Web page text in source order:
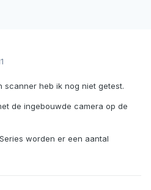
scanner heb ik nog niet getest.
de ingebouwde camera op de
worden er een aantal